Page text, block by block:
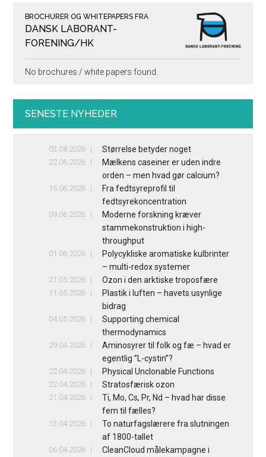
BROCHURER OG WHITEPAPERS FRA
DANSK LABORANT-
FORENING/HK
No brochures / white papers found.
SENESTE NYHEDER
03.08.2026 Størrelse betyder noget
22.06.2026
Mælkens caseiner er uden indre
orden – men hvad gør calcium?
15.06.2026
Fra fedtsyreprofil til
fedtsyrekoncentration
09.06.2026
Moderne forskning kræver
stammekonstruktion i high-
throughput
01.06.2026
Polycykliske aromatiske kulbrinter
– multi-redox systemer
21.05.2026 Ozon i den arktiske troposfære
11.05.2026
Plastik i luften – havets usynlige
bidrag
04.05.2026
Supporting chemical
thermodynamics
29.04.2026
Aminosyrer til folk og fæ – hvad er
egentlig ”L-cystin”?
22.04.2026 Physical Unclonable Functions
22.04.2026 Stratosfærisk ozon
21.04.2026
Ti, Mo, Cs, Pr, Nd – hvad har disse
fem til fælles?
13.04.2026
To naturfagslærere fra slutningen
af 1800-tallet
06.04.2026
CleanCloud målekampagne i